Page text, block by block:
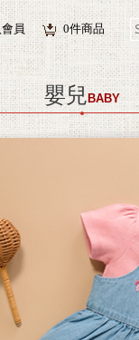
員 0件商品
嬰兒 BABY